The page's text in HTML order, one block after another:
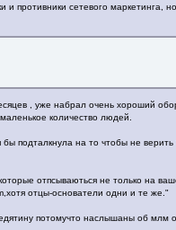
противники сетевого маркетинга,
, уже набрал очень хороший
количество людей.
подталкнула на то чтобы не верить
отпсываються не только на
отцы-основатели одни и те же."
потомучто наслышаны об млм